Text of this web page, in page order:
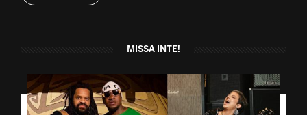
MISSA INTE!